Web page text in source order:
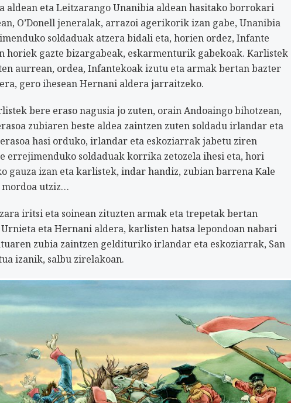
aldean eta Leitzarango Unanibia aldean hasitako borrokari
O’Donell jeneralak, arrazoi agerikorik izan gabe, Unanibia
soldaduak atzera bidali eta, horien ordez, Infante
gazte bizargabeak, eskarmenturik gabekoak. Karlistek
aurrean, ordea, Infantekoak izutu eta armak bertan bazter
gero ihesean Hernani aldera jarraitzeko.
bere eraso nagusia jo zuten, orain Andoaingo bihotzean,
zubiaren beste aldea zaintzen zuten soldadu irlandar eta
hasi orduko, irlandar eta eskoziarrak jabetu ziren
soldaduak korrika zetozela ihesi eta, hori
gauza izan eta karlistek, indar handiz, zubian barrena Kale
utziz…
iritsi eta soinean zituzten armak eta trepetak bertan
eta Hernani aldera, karlisten hatsa lepondoan nabari
zubia zaintzen geldituriko irlandar eta eskoziarrak, San
izanik, salbu zirelakoan.